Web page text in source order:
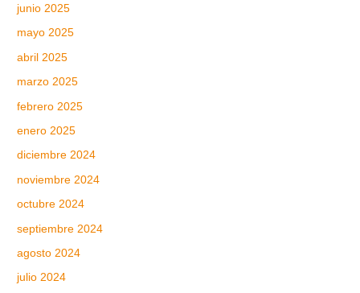
junio 2025
mayo 2025
abril 2025
marzo 2025
febrero 2025
enero 2025
diciembre 2024
noviembre 2024
octubre 2024
septiembre 2024
agosto 2024
julio 2024